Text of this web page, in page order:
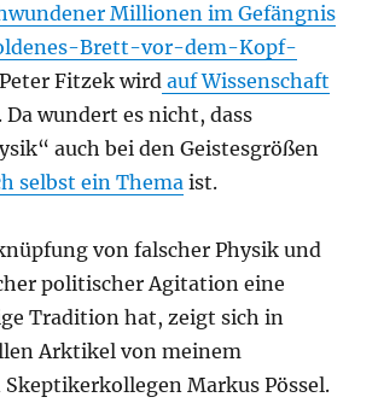
Millionen im Gefängnis
Brett-vor-dem-Kopf-
Peter Fitzek wird auf Wissenschaft
. Da wundert es nicht, dass
auch bei den Geistesgrößen
selbst ein Thema ist.
von falscher Physik und
politischer Agitation eine
Tradition hat, zeigt sich in
Arktikel von meinem
Markus Pössel.